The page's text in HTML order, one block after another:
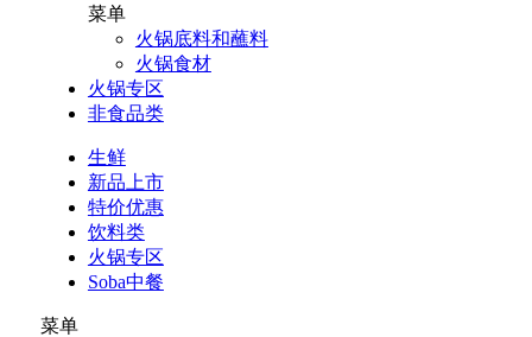
菜单
火锅底料和蘸料
火锅食材
火锅专区
非食品类
生鲜
新品上市
特价优惠
饮料类
火锅专区
Soba中餐
菜单